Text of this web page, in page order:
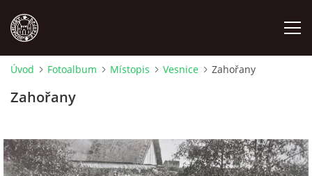
OSOBNOSTI
Úvod Fotoalbum Místopis Vesnice Zahořany
Zahořany